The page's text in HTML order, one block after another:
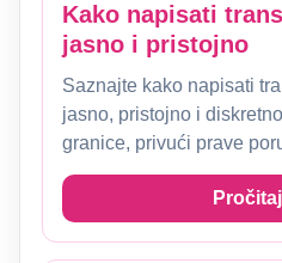
Kako napisati
jasno i pristojno
Saznajte kako napisati
jasno, pristojno i
granice, privući prave